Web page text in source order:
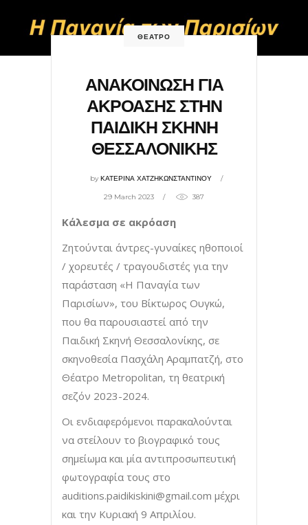
ΘΕΑΤΡΟ
ΑΝΑΚΟΙΝΩΣΗ ΓΙΑ
ΑΚΡΟΑΣΗΣ ΣΤΗΝ
ΠΑΙΔΙΚΗ ΣΚΗΝΗ
ΘΕΣΣΑΛΟΝΙΚΗΣ
byΚΑΤΕΡΙΝΑ ΧΑΤΖΗΚΩΝΣΤΑΝΤΙΝΟΥ
29 March 2023 387
Κάλεσμα σε ακρόαση
Ζητούνται άντρες-γυναίκες ηθοποιοί
/ χορευτές / τραγουδιστές για την
παράσταση «Η Παναγία των
Παρισίων», του Βίκτωρος Ουγκώ,
που θα παρουσιαστεί από την
Παιδική Σκηνή Θεσσαλονίκης, σε
σκηνοθεσία Πασχάλη Αραμπατζή, στο
Θέατρο Metropolitan, τη θεατρική
σεζόν 2023-2024.
Οι ενδιαφερόμενοι παρακαλούνται
να στείλουν το βιογραφικό τους
σημείωμα και μία αντιπροσωπευτική
φωτογραφία τους στο
auditions.paidikiskini@gmail.com μέχρι
και την Κυριακή 9 Απριλίου.